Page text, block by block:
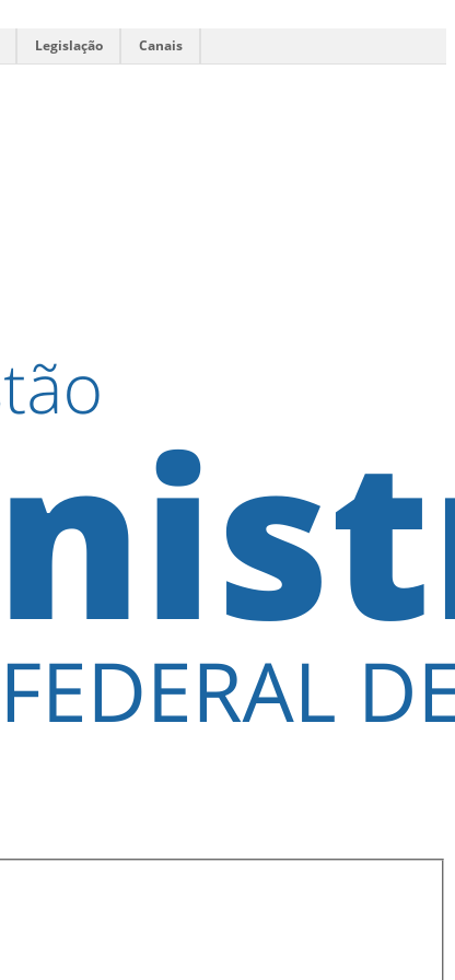
Legislação Canais